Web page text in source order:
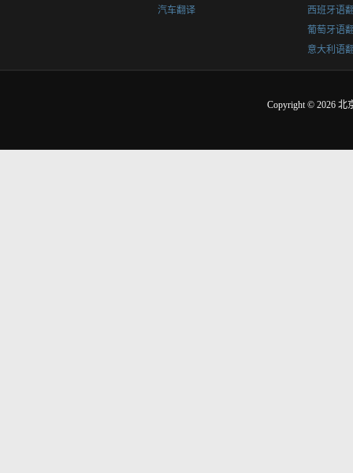
汽车翻译
西班牙语
葡萄牙语
意大利语
Copyright © 2026 北